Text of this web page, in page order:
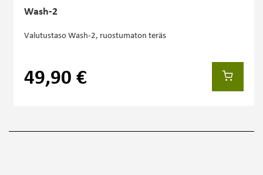
Wash-2
Valutustaso Wash-2, ruostumaton teräs
49,90 €